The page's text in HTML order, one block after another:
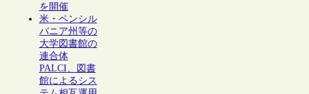
を開催
米・ペンシル
バニア州等の
大学図書館の
連合体
PALCI、図書
館によるシス